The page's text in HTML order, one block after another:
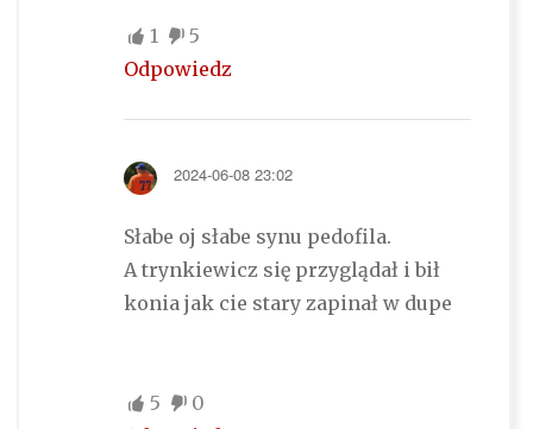
1
5
Odpowiedz
2024-06-08 23:02
Słabe oj słabe synu pedofila.
A trynkiewicz się przyglądał i bił
konia jak cie stary zapinał w dupe
5
0